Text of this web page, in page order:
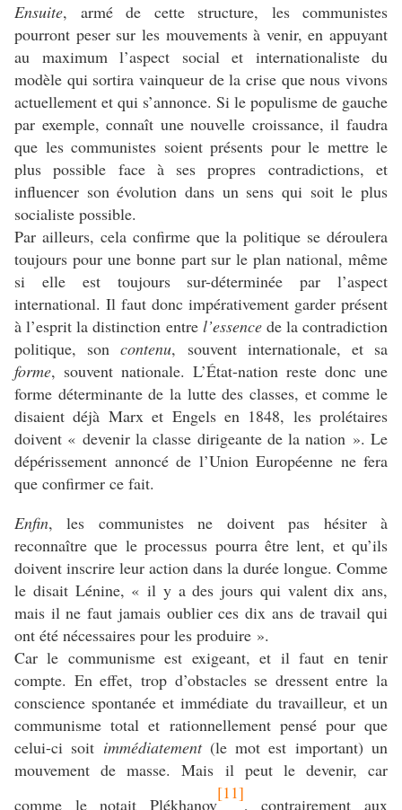
Ensuite, armé de cette structure, les communistes
pourront peser sur les mouvements à venir, en appuyant
au maximum l’aspect social et internationaliste du
modèle qui sortira vainqueur de la crise que nous vivons
actuellement et qui s’annonce. Si le populisme de gauche
par exemple, connaît une nouvelle croissance, il faudra
que les communistes soient présents pour le mettre le
plus possible face à ses propres contradictions, et
influencer son évolution dans un sens qui soit le plus
socialiste possible.
Par ailleurs, cela confirme que la politique se déroulera
toujours pour une bonne part sur le plan national, même
si elle est toujours sur-déterminée par l’aspect
international. Il faut donc impérativement garder présent
à l’esprit la distinction entre l’essencede la contradiction
politique, soncontenu, souvent internationale, et sa
forme, souvent nationale. L’État-nation reste donc une
forme déterminante de la lutte des classes, et comme le
disaient déjà Marx et Engels en 1848, les prolétaires
doivent « devenir la classe dirigeante de la nation ». Le
dépérissement annoncé de l’Union Européenne ne fera
que confirmer ce fait.
Enfin, les communistes ne doivent pas hésiter à
reconnaître que le processus pourra être lent, et qu’ils
doivent inscrire leur action dans la durée longue. Comme
le disait Lénine, « il y a des jours qui valent dix ans,
mais il ne faut jamais oublier ces dix ans de travail qui
ont été nécessaires pour les produire ».
Car le communisme est exigeant, et il faut en tenir
compte. En effet, trop d’obstacles se dressent entre la
conscience spontanée et immédiate du travailleur, et un
communisme total et rationnellement pensé pour que
celui-ci soit immédiatement(le mot est important) un
mouvement de masse. Mais il peut le devenir, car
comme le notait Plékhanov
[11]
, contrairement aux